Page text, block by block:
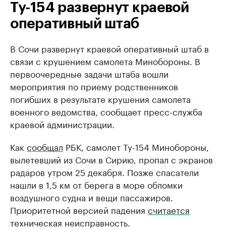
Ту-154 развернут краевой
оперативный штаб
В Сочи развернут краевой оперативный штаб в
связи с крушением самолета Минобороны. В
первоочередные задачи штаба вошли
мероприятия по приему родственников
погибших в результате крушения самолета
военного ведомства, сообщает пресс-служба
краевой администрации.
Как сообщал РБК, самолет Ту-154 Минобороны,
вылетевший из Сочи в Сирию, пропал с экранов
радаров утром 25 декабря. Позже спасатели
нашли в 1,5 км от берега в море обломки
воздушного судна и вещи пассажиров.
Приоритетной версией падения считается
техническая неисправность.